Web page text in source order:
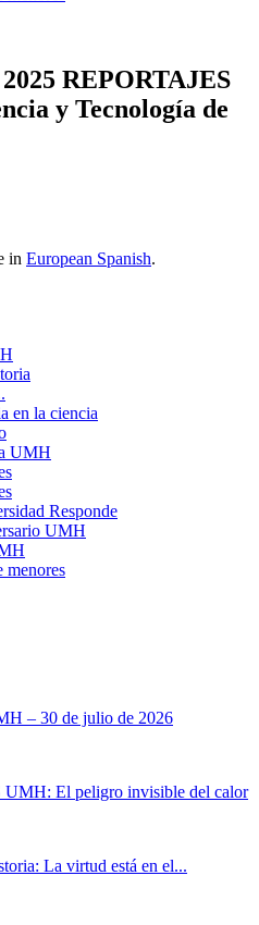
REPORTAJES
y Tecnología de
in European Spanish.
en la ciencia
UMH
Responde
UMH
menores
– 30 de julio de 2026
UMH: El peligro invisible del calor
La virtud está en el...